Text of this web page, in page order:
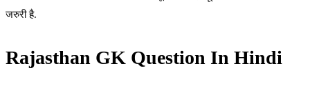
जरुरी है.
Rajasthan GK Question In Hindi